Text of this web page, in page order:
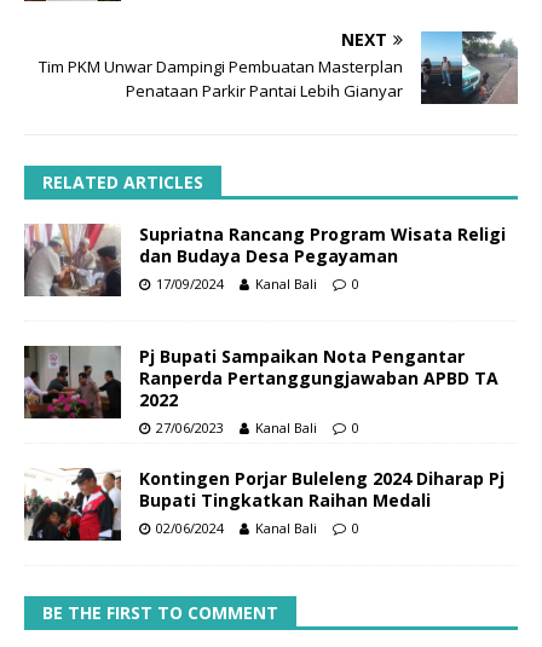
NEXT
Tim PKM Unwar Dampingi Pembuatan Masterplan
Penataan Parkir Pantai Lebih Gianyar
RELATED ARTICLES
Supriatna Rancang Program Wisata Religi
dan Budaya Desa Pegayaman
17/09/2024 Kanal Bali 0
Pj Bupati Sampaikan Nota Pengantar
Ranperda Pertanggungjawaban APBD TA
2022
27/06/2023 Kanal Bali 0
Kontingen Porjar Buleleng 2024 Diharap Pj
Bupati Tingkatkan Raihan Medali
02/06/2024 Kanal Bali 0
BE THE FIRST TO COMMENT